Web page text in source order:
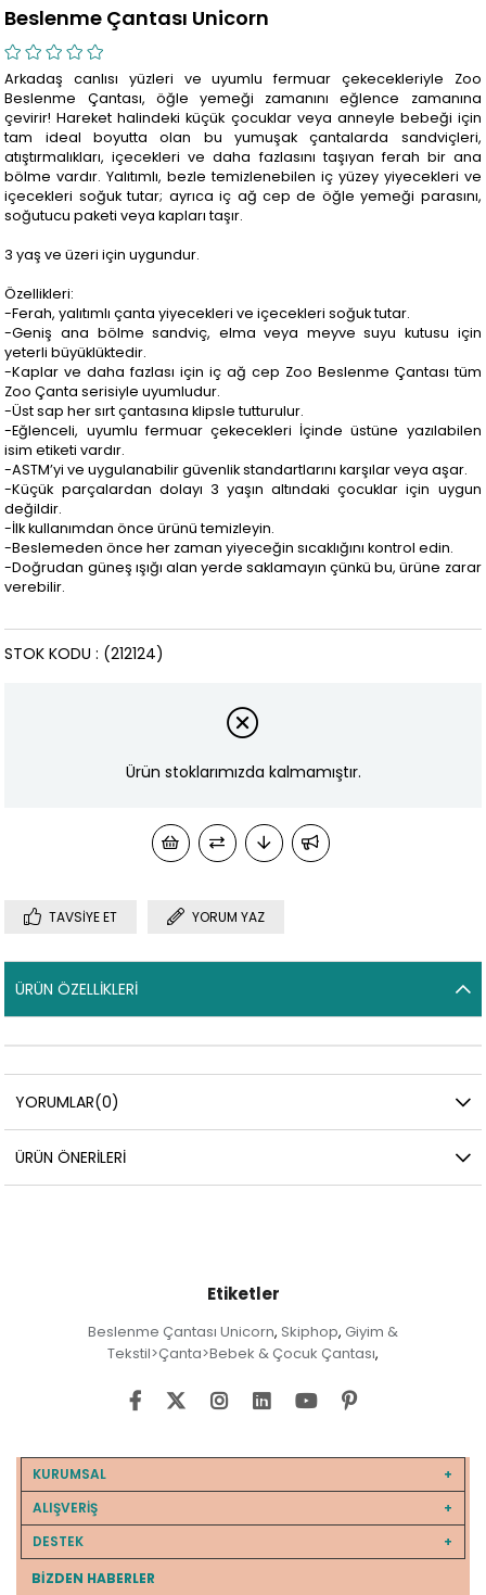
Beslenme Çantası Unicorn
Arkadaş canlısı yüzleri ve uyumlu fermuar çekecekleriyle Zoo
Beslenme Çantası, öğle yemeği zamanını eğlence zamanına
çevirir! Hareket halindeki küçük çocuklar veya anneyle bebeği için
tam ideal boyutta olan bu yumuşak çantalarda sandviçleri,
atıştırmalıkları, içecekleri ve daha fazlasını taşıyan ferah bir ana
bölme vardır. Yalıtımlı, bezle temizlenebilen iç yüzey yiyecekleri ve
içecekleri soğuk tutar; ayrıca iç ağ cep de öğle yemeği parasını,
soğutucu paketi veya kapları taşır.
3 yaş ve üzeri için uygundur.
Özellikleri:
-Ferah, yalıtımlı çanta yiyecekleri ve içecekleri soğuk tutar.
-Geniş ana bölme sandviç, elma veya meyve suyu kutusu için
yeterli büyüklüktedir.
-Kaplar ve daha fazlası için iç ağ cep Zoo Beslenme Çantası tüm
Zoo Çanta serisiyle uyumludur.
-Üst sap her sırt çantasına klipsle tutturulur.
-Eğlenceli, uyumlu fermuar çekecekleri İçinde üstüne yazılabilen
isim etiketi vardır.
-ASTM’yi ve uygulanabilir güvenlik standartlarını karşılar veya aşar.
-Küçük parçalardan dolayı 3 yaşın altındaki çocuklar için uygun
değildir.
-İlk kullanımdan önce ürünü temizleyin.
-Beslemeden önce her zaman yiyeceğin sıcaklığını kontrol edin.
-Doğrudan güneş ışığı alan yerde saklamayın çünkü bu, ürüne zarar
verebilir.
(212124)
STOK KODU
Ürün stoklarımızda kalmamıştır.
TAVSIYE ET YORUM YAZ
ÜRÜN ÖZELLIKLERI
YORUMLAR(0)
ÜRÜN ÖNERILERI
Etiketler
Beslenme Çantası Unicorn, Skiphop, Giyim &
Tekstil>Çanta>Bebek & Çocuk Çantası,
KURUMSAL
ALIŞVERİŞ
DESTEK
BIZDEN HABERLER